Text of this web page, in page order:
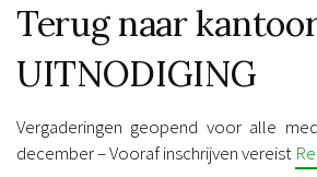
Terug naar
UITNODIGING
Vergaderingen geopend voor alle
december – Vooraf inschrijven vereist